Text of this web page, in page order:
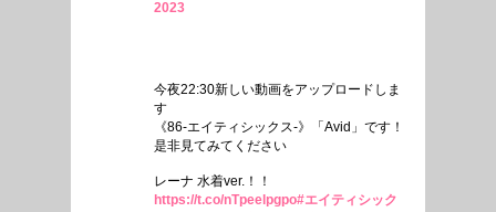
2023
今夜22:30新しい動画をアップロードしま
す
《86-エイティシックス-》「Avid」です！
是非見てみてください
レーナ 水着ver.！！
https://t.co/nTpeelpgpo#エイティシック